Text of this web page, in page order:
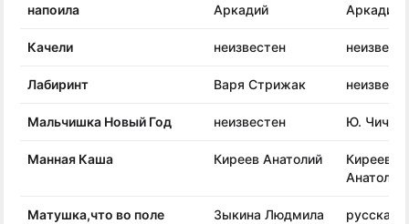
напоила
Аркадий
Аркадий
Качели неизвестен
Лабиринт Варя Стрижак
Мальчишка Новый Год неизвестен Ю.
Манная Каша Киреев Анатолий
Киреев
Анатолий
Матушка,что во поле
Зыкина Людмила
русская